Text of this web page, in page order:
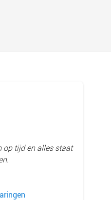
op tijd en alles staat